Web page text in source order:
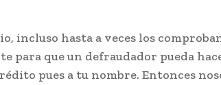
incluso hasta a veces los
para que un defraudador pueda
pues a tu nombre. Entonces